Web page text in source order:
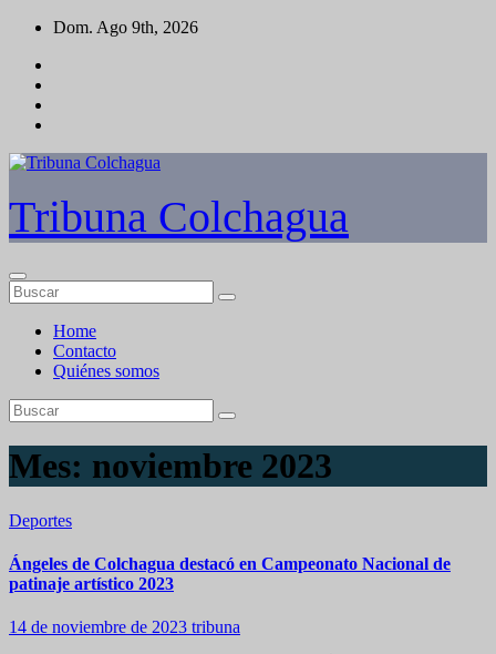
Saltar
contenido
Dom. Ago 9th, 2026
Tribuna Colchagua
Home
Contacto
Quiénes somos
Mes: noviembre 2023
Deportes
Ángeles de Colchagua destacó en Campeonato Nacional de
patinaje artístico 2023
14 de noviembre de 2023 tribuna